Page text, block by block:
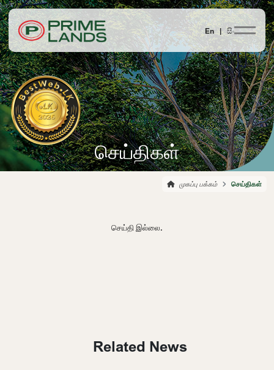
En |සිං
செய்திகள்
முகப்பு பக்கம் செய்திகள்
செய்தி இல்லை.
Related News